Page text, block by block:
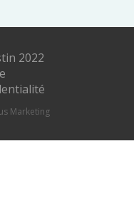
2022
Marketing